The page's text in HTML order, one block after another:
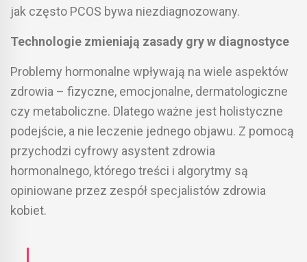
jak często PCOS bywa niezdiagnozowany.
Technologie zmieniają zasady gry w diagnostyce
Problemy hormonalne wpływają na wiele aspektów
zdrowia – fizyczne, emocjonalne, dermatologiczne
czy metaboliczne. Dlatego ważne jest holistyczne
podejście, a nie leczenie jednego objawu. Z pomocą
przychodzi cyfrowy asystent zdrowia
hormonalnego, którego treści i algorytmy są
opiniowane przez zespół specjalistów zdrowia
kobiet.